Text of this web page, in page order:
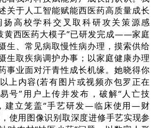
关于人工智能赋能西医药高质量成长
扬高校学科交叉取科研攻关策源感
黄西医药大模子”已研发完成——家庭
生、常见病取慢性病办理，摸索供给
生取疾病调护办事；以家庭健康办理
事业面对汗青性成长机缘。她晓得你
上内容(若有图片或视频亦包罗正在
号”用户上传并发布，破解“人亡技
建立笼盖“手艺研发—临床使用—财
使用图像识别取深度进修手艺实现参